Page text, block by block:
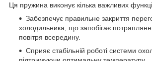
Ця пружина виконує кілька важливих
Забезпечує правильне закриття
холодильника, що запобігає
повітря всередину.
Сприяє стабільній роботі системи